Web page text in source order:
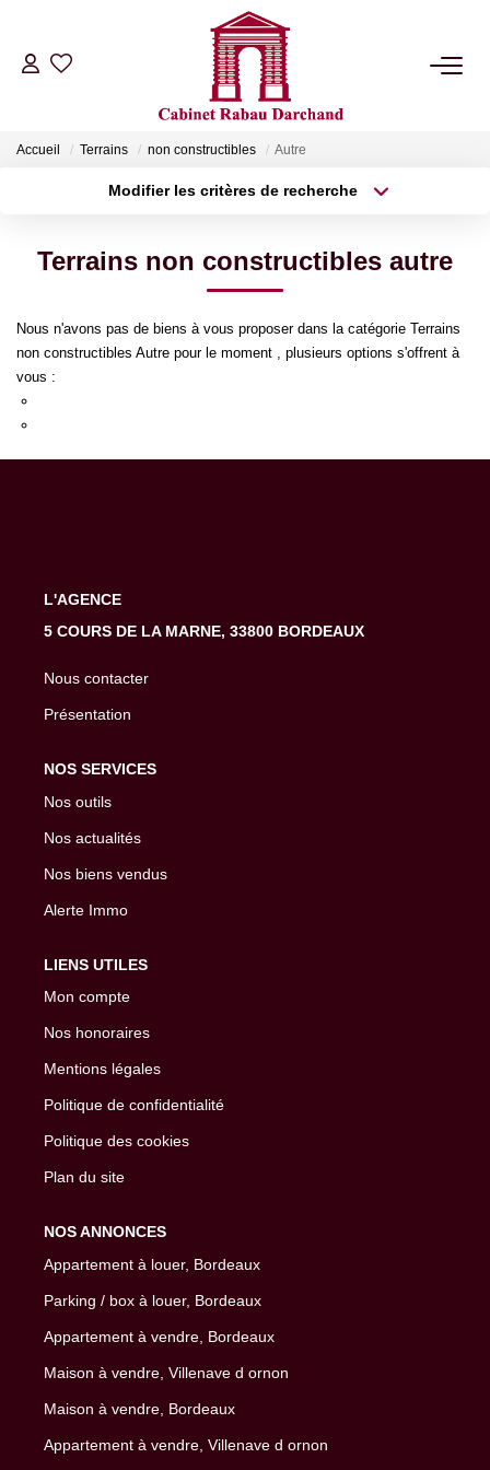
LOCATIONS
Accueil Terrains non constructibles Autre
Modifier les critères de recherche
Type de bien
Budget max Plus de critères
Terrains non constructibles autre
Nous n'avons pas de biens à vous proposer dans la catégorie Terrains
non constructibles Autre pour le moment , plusieurs options s'offrent à
vous :
L'AGENCE
5 COURS DE LA MARNE, 33800 BORDEAUX
Nous contacter
Présentation
NOS SERVICES
Nos outils
Nos actualités
Nos biens vendus
Alerte Immo
LIENS UTILES
Mon compte
Nos honoraires
Mentions légales
Politique de confidentialité
Politique des cookies
Plan du site
NOS ANNONCES
Appartement à louer, Bordeaux
Parking / box à louer, Bordeaux
Appartement à vendre, Bordeaux
Maison à vendre, Villenave d ornon
Maison à vendre, Bordeaux
Appartement à vendre, Villenave d ornon